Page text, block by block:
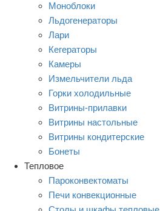
Моноблоки
Льдогенераторы
Лари
Кегераторы
Камеры
Измельчители льда
Горки холодильные
Витрины-прилавки
Витрины настольные
Витрины кондитерские
Бонеты
Тепловое
Пароконвектоматы
Печи конвекционные